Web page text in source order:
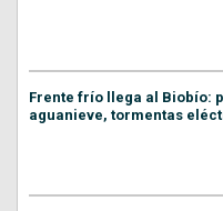
Frente frío llega al Biobío:
aguanieve, tormentas